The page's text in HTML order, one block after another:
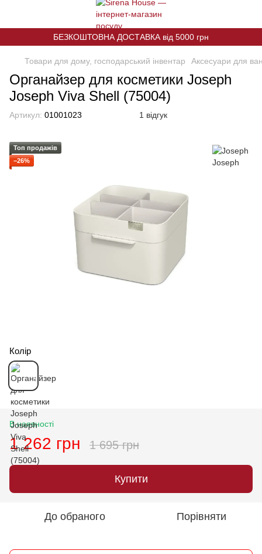
БЕЗКОШТОВНА ДОСТАВКА від 5000 грн
Товари для дому, господарський інвентар Аксесуари для
Органайзер для косметики Joseph
Joseph Viva Shell (75004)
Артикул: 01001023 1 відгук
Топ продажів
−26%
Колір
В наявності
1 262 грн 1 695 грн
Купити
До обраного Порівняти